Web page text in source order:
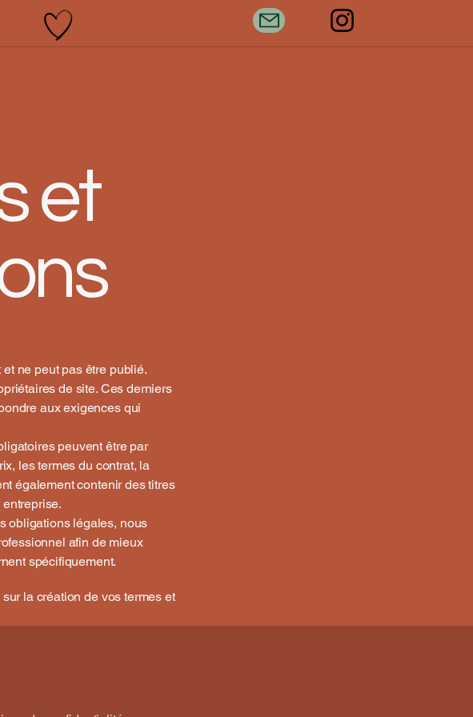
et
ne peut pas être publié.
de site. Ces derniers
aux exigences qui
peuvent être par
les termes du contrat, la
également contenir des titres
obligations légales, nous
afin de mieux
spécifiquement.
la création de vos termes et